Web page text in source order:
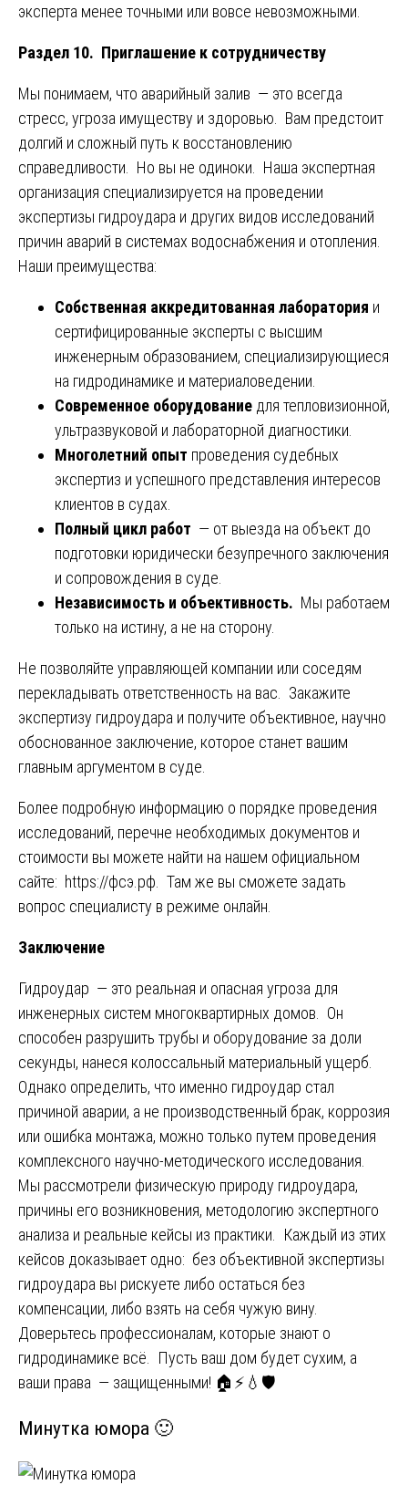
эксперта менее точными или вовсе невозможными.
Раздел 10. Приглашение к сотрудничеству
Мы понимаем, что аварийный залив — это всегда
стресс, угроза имуществу и здоровью. Вам предстоит
долгий и сложный путь к восстановлению
справедливости. Но вы не одиноки. Наша экспертная
организация специализируется на проведении
экспертизы гидроудара и других видов исследований
причин аварий в системах водоснабжения и отопления.
Наши преимущества:
Собственная аккредитованная лаборатория и
сертифицированные эксперты с высшим
инженерным образованием, специализирующиеся
на гидродинамике и материаловедении.
Современное оборудование для тепловизионной,
ультразвуковой и лабораторной диагностики.
Многолетний опыт проведения судебных
экспертиз и успешного представления интересов
клиентов в судах.
Полный цикл работ — от выезда на объект до
подготовки юридически безупречного заключения
и сопровождения в суде.
Независимость и объективность. Мы работаем
только на истину, а не на сторону.
Не позволяйте управляющей компании или соседям
перекладывать ответственность на вас. Закажите
экспертизу гидроудара и получите объективное, научно
обоснованное заключение, которое станет вашим
главным аргументом в суде.
Более подробную информацию о порядке проведения
исследований, перечне необходимых документов и
стоимости вы можете найти на нашем официальном
сайте: https://фсэ.рф . Там же вы сможете задать
вопрос специалисту в режиме онлайн.
Заключение
Гидроудар — это реальная и опасная угроза для
инженерных систем многоквартирных домов. Он
способен разрушить трубы и оборудование за доли
секунды, нанеся колоссальный материальный ущерб.
Однако определить, что именно гидроудар стал
причиной аварии, а не производственный брак, коррозия
или ошибка монтажа, можно только путем проведения
комплексного научно-методического исследования.
Мы рассмотрели физическую природу гидроудара,
причины его возникновения, методологию экспертного
анализа и реальные кейсы из практики. Каждый из этих
кейсов доказывает одно: без объективной экспертизы
гидроудара вы рискуете либо остаться без
компенсации, либо взять на себя чужую вину.
Доверьтесь профессионалам, которые знают о
гидродинамике всё. Пусть ваш дом будет сухим, а
ваши права — защищенными! 🏠⚡💧🛡️
Минутка юмора 🙂